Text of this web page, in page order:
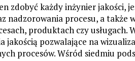
zdobyć każdy inżynier jakości,
nadzorowania procesu, a także
produktach czy usługach.
pozwalające na
procesów. Wśród siedmiu